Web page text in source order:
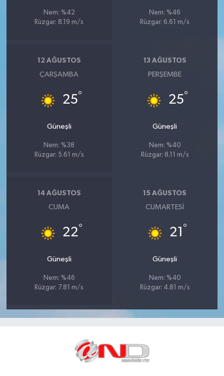
Nem: %42
Rüzgar: 8.19 m/s
Nem: %46
Rüzgar: 6.61 m/s
12 AĞUSTOS
ÇARŞAMBA
25°
Güneşli
Nem: %38
Rüzgar: 5.61 m/s
13 AĞUSTOS
PERŞEMBE
25°
Güneşli
Nem: %40
Rüzgar: 8.11 m/s
14 AĞUSTOS
CUMA
22°
Güneşli
Nem: %46
Rüzgar: 7.81 m/s
15 AĞUSTOS
CUMARTESI
21 °
Güneşli
Nem: %40
Rüzgar: 4.81 m/s